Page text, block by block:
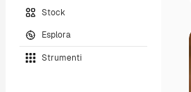
Stock
Esplora
Strumenti